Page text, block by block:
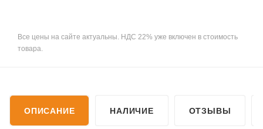
Все цены на сайте актуальны. НДС 22% уже включен в стоимость
товара.
ОПИСАНИЕ НАЛИЧИЕ ОТЗЫВЫ